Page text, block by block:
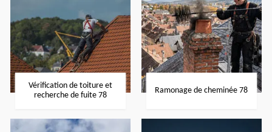
Vérification de toiture et
recherche de fuite 78
Ramonage de cheminée 78